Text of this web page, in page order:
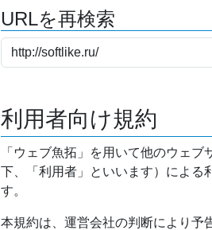
URLを再検索
利用者向け規約
「ウェブ魚拓」を用いて他のウェ
下、「利用者」といいます）による
す。
本規約は、運営会社の判断により予